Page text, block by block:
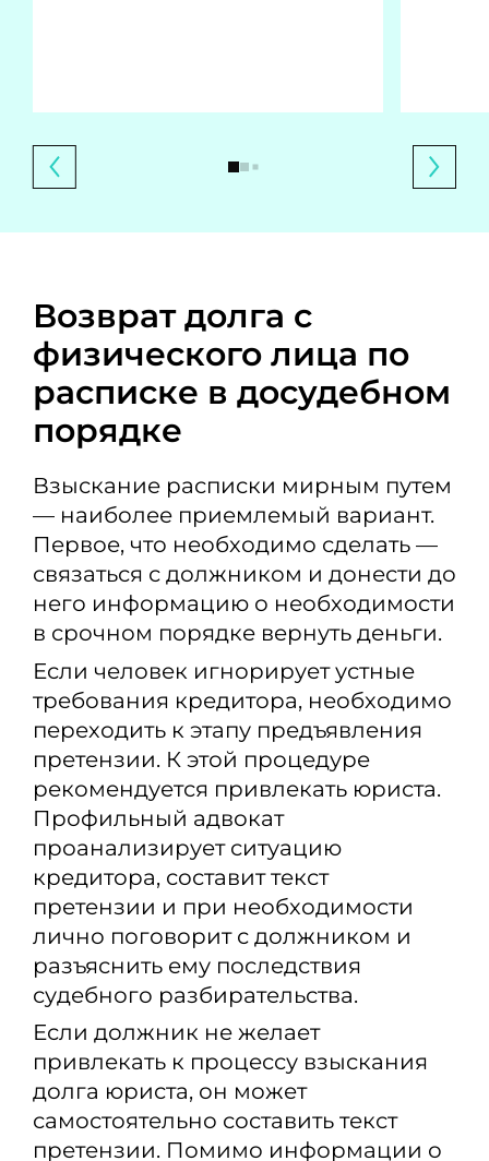
Возврат долга с
физического лица по
расписке в досудебном
порядке
Взыскание расписки мирным путем
— наиболее приемлемый вариант.
Первое, что необходимо сделать —
связаться с должником и донести до
него информацию о необходимости
в срочном порядке вернуть деньги.
Если человек игнорирует устные
требования кредитора, необходимо
переходить к этапу предъявления
претензии. К этой процедуре
рекомендуется привлекать юриста.
Профильный адвокат
проанализирует ситуацию
кредитора, составит текст
претензии и при необходимости
лично поговорит с должником и
разъяснить ему последствия
судебного разбирательства.
Если должник не желает
привлекать к процессу взыскания
долга юриста, он может
самостоятельно составить текст
претензии. Помимо информации о